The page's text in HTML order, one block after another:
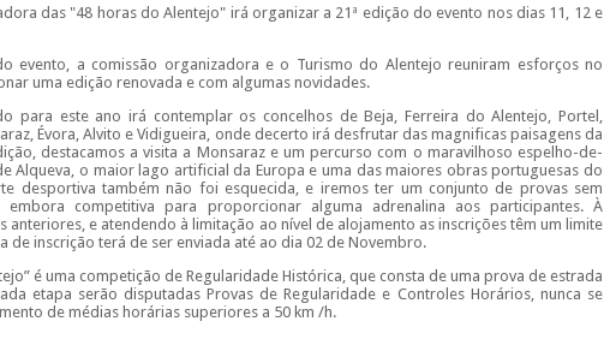
das "48 horas do Alentejo" irá organizar a 21ª edição do evento nos dias 11, 12 e
evento, a comissão organizadora e o Turismo do Alentejo reuniram esforços no
uma edição renovada e com algumas novidades.
para este ano irá contemplar os concelhos de Beja, Ferreira do Alentejo, Portel,
Évora, Alvito e Vidigueira, onde decerto irá desfrutar das magnificas paisagens da
destacamos a visita a Monsaraz e um percurso com o maravilhoso espelho-de-
Alqueva, o maior lago artificial da Europa e uma das maiores obras portuguesas do
desportiva também não foi esquecida, e iremos ter um conjunto de provas sem
embora competitiva para proporcionar alguma adrenalina aos participantes. À
anteriores, e atendendo à limitação ao nível de alojamento as inscrições têm um limite
de inscrição terá de ser enviada até ao dia 02 de Novembro.
é uma competição de Regularidade Histórica, que consta de uma prova de estrada
etapa serão disputadas Provas de Regularidade e Controles Horários, nunca se
de médias horárias superiores a 50 km /h.